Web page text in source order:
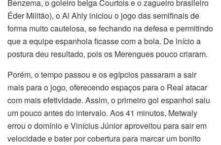
Benzema, o goleiro belga Courtois e o zagueiro brasileiro
Éder Militão), o Al Ahly iniciou o jogo das semifinais de
forma muito cautelosa, se fechando na defesa e permitindo
que a equipe espanhola ficasse com a bola. De início a
postura deu resultado, pois os Merengues pouco criaram.
Porém, o tempo passou e os egípcios passaram a sair
mais para o jogo, oferecendo espaços para o Real atacar
com mais efetividade. Assim, o primeiro gol espanhol saiu
um pouco antes do intervalo. Aos 41 minutos, Metwaly
errou o domínio e Vinícius Júnior aproveitou para sair em
velocidade e bater por cobertura para marcar um bonito